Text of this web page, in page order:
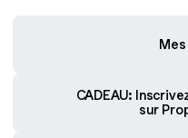
CADEAU:
sur